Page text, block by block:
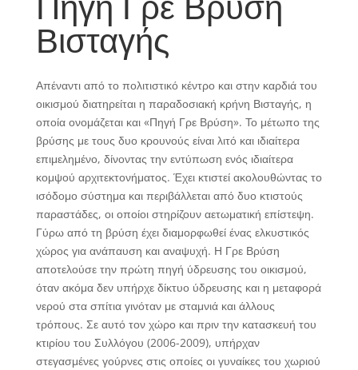
Βισταγής
Απέναντι από το πολιτιστικό κέντρο και στην καρδιά του
οικισμού διατηρείται η παραδοσιακή κρήνη Βισταγής, η
οποία ονομάζεται και «Πηγή Γρε Βρύση». Το μέτωπο της
βρύσης με τους δυο κρουνούς είναι λιτό και ιδιαίτερα
επιμελημένο, δίνοντας την εντύπωση ενός ιδιαίτερα
κομψού αρχιτεκτονήματος. Έχει κτιστεί ακολουθώντας το
ισόδομο σύστημα και περιβάλλεται από δυο κτιστούς
παραστάδες, οι οποίοι στηρίζουν αετωματική επίστεψη.
Γύρω από τη βρύση έχει διαμορφωθεί ένας ελκυστικός
χώρος για ανάπαυση και αναψυχή. Η Γρε Βρύση
αποτελούσε την πρώτη πηγή ύδρευσης του οικισμού,
όταν ακόμα δεν υπήρχε δίκτυο ύδρευσης και η μεταφορά
νερού στα σπίτια γινόταν με σταμνιά και άλλους
τρόπους. Σε αυτό τον χώρο και πριν την κατασκευή του
κτιρίου του Συλλόγου (2006-2009), υπήρχαν
στεγασμένες γούρνες στις οποίες οι γυναίκες του χωριού